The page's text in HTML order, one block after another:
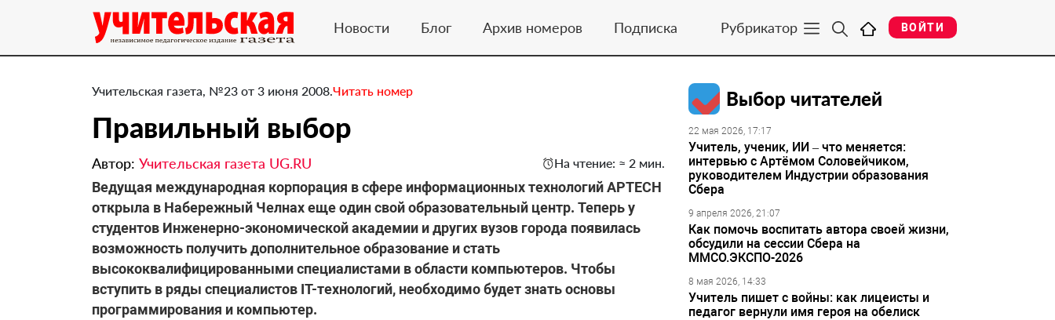
Новости Блог Архив номеров Подписка Рубрикатор ВОЙТИ
Учительская газета, №23 от 3 июня 2008.Читать номер
Правильный выбор
Автор: Учительская газета UG.RU На чтение: ≈ 2 мин.
Ведущая международная корпорация в сфере информационных технологий APTECH
открыла в Набережный Челнах еще один свой образовательный центр. Теперь у
студентов Инженерно-экономической академии и других вузов города появилась
возможность получить дополнительное образование и стать
высококвалифицированными специалистами в области компьютеров. Чтобы
вступить в ряды специалистов IT-технологий, необходимо будет знать основы
программирования и компьютер.
Выбор читателей
22 мая 2026, 17:17
Учитель, ученик, ИИ – что меняется:
интервью с Артёмом Соловейчиком,
руководителем Индустрии образования
Сбера
9 апреля 2026, 21:07
Как помочь воспитать автора своей жизни,
обсудили на сессии Сбера на
ММСО.ЭКСПО-2026
8 мая 2026, 14:33
Учитель пишет с войны: как лицеисты и
педагог вернули имя героя на обелиск